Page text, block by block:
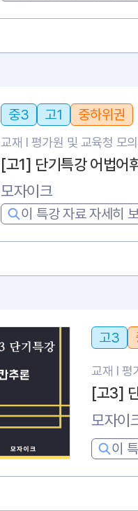
중3 고1 중하위권
교재 l 평가원 및 교육청 모
[고1] 단기특강 어법어
모자이크
이 특강 자료 자세히
고3
교재 l 평
[고3]
모자이
이